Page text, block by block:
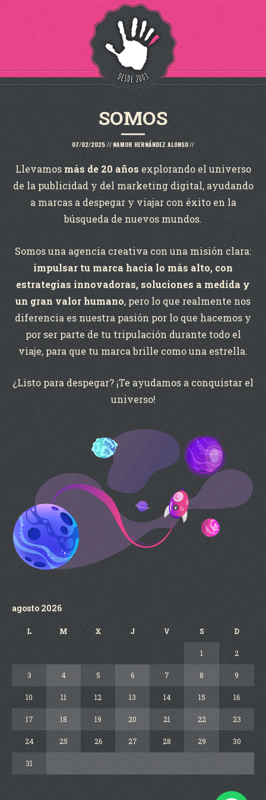
SOMOS
07/02/2025 // NAMOR HERNÁNDEZ ALONSO//
Llevamos más de 20 años explorando el universo
de la publicidad y del marketing digital, ayudando
a marcas a despegar y viajar con éxito en la
búsqueda de nuevos mundos.
Somos una agencia creativa con una misión clara:
impulsar tu marca hacia lo más alto, con
estrategias innovadoras, soluciones a medida y
un gran valor humano, pero lo que realmente nos
diferencia es nuestra pasión por lo que hacemos y
por ser parte de tu tripulación durante todo el
viaje, para que tu marca brille como una estrella.
¿Listo para despegar? ¡Te ayudamos a conquistar el
universo!
agosto 2026
L M X J V S D
1 2
3 4 5 6 7 8 9
10 11 12 13 14 15 16
17 18 19 20 21 22 23
24 25 26 27 28 29 30
31